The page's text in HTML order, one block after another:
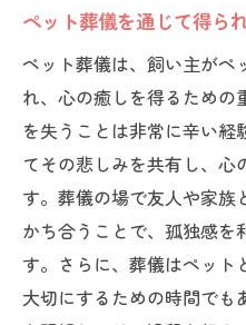
ペット葬儀を通じて得ら
ペット葬儀は、飼い主がペ
れ、心の癒しを得るための
を失うことは非常に辛い経
てその悲しみを共有し、心
す。葬儀の場で友人や家
かち合うことで、孤独感を
す。さらに、葬儀はペット
大切にするための時間で